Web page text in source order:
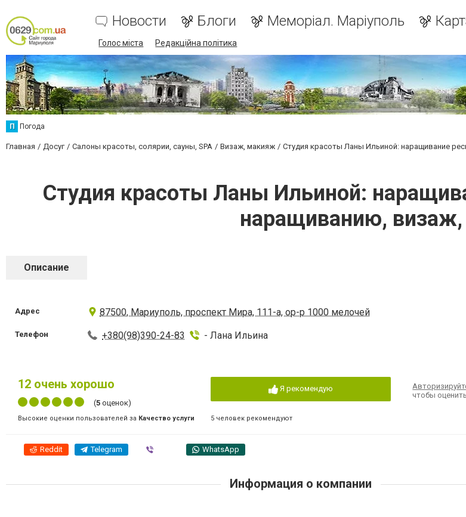
Новости Блоги Меморіал. Маріуполь
Голос міста Редакційна політика
П Погода
Главная Досуг Салоны красоты, солярии, сауны, SPA Визаж, макияж Студия красоты Ланы Ильиной: наращивание
Студия красоты Ланы Ильиной:
наращиванию, визаж,
Описание
Адрес 87500, Мариуполь, проспект Мира, 111-а, ор-р 1000 мелочей
Телефон +380(98)390-24-83 - Лана Ильина
12 очень хорошо
(5 оценок)
Высокие оценки пользователей за Качество услуги
Я рекомендую
5 человек рекомендуют
чтобы
Reddit Telegram WhatsApp
Информация о компании